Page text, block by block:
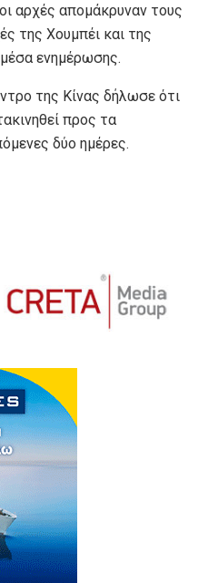
αρχές απομάκρυναν τους
της Χουμπέι και της
ενημέρωσης.
της Κίνας δήλωσε ότι
προς τα
δύο ημέρες.